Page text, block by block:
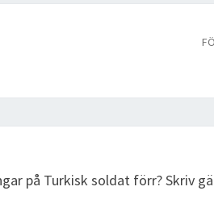
på Turkisk soldat förr? Skriv